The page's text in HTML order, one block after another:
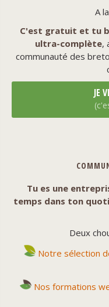
A
C'est gratuit et tu
ultra-complète,
communauté des
JE
Tu es une
temps dans ton
Deux
Notre sélection
Nos formations